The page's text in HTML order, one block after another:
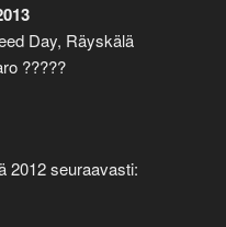
Day, Räyskälä
?????
2012 seuraavasti: